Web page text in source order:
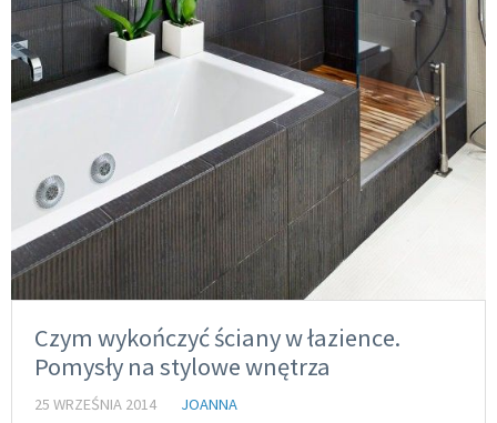
Czym wykończyć ściany w łazience.
Pomysły na stylowe wnętrza
25 WRZEŚNIA 2014
JOANNA